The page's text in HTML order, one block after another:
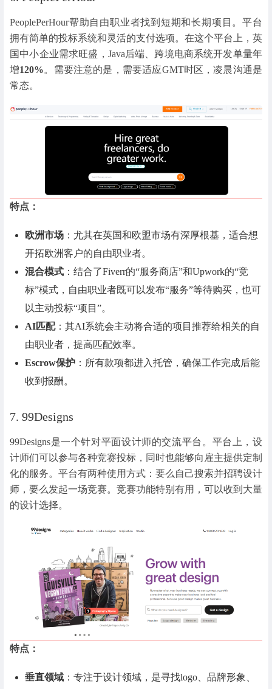
PeoplePerHour帮助自由职业者找到短期和长期项目。平台
拥有简单的投标系统和灵活的支付选项。在这个平台上，英
国中小企业需求旺盛，Java后端、跨境电商系统开发单量年
增120%。需要注意的是，需要适应GMT时区，凌晨沟通是
常态。
特点：
欧洲市场 ：尤其在英国和欧盟市场有深厚根基，适合想
开拓欧洲客户的自由职业者。
混合模式 ：结合了Fiverr的“服务商店”和Upwork的“竞
标”模式，自由职业者既可以发布“服务”等待购买，也可
以主动投标“项目”。
AI匹配：其AI系统会主动将合适的项目推荐给相关的自
由职业者，提高匹配效率。
Escrow保护 ：所有款项都进入托管，确保工作完成后能
收到报酬。
7. 99Designs
99Designs是一个针对平面设计师的交流平台。平台上，设
计师们可以参与各种竞赛投标，同时也能够向雇主提供定制
化的服务。平台有两种使用方式：要么自己搜索并招聘设计
师，要么发起一场竞赛。竞赛功能特别有用，可以收到大量
的设计选择。
特点：
垂直领域 ：专注于设计领域，是寻找logo、品牌形象、